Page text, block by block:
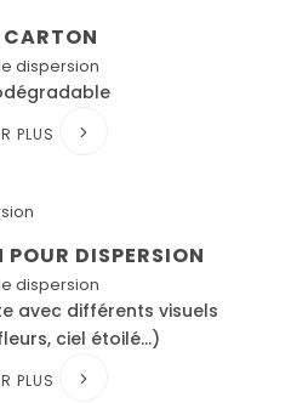
CARTON
dispersion
PLUS
DISPERSION
dispersion
avec différents visuels
ciel étoilé...)
PLUS